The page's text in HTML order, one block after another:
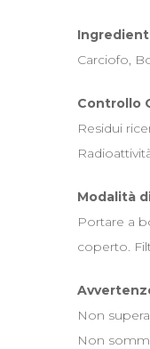
Carciofo,
Controllo
Residui
Modalità
Portare a
coperto.
Non
Non